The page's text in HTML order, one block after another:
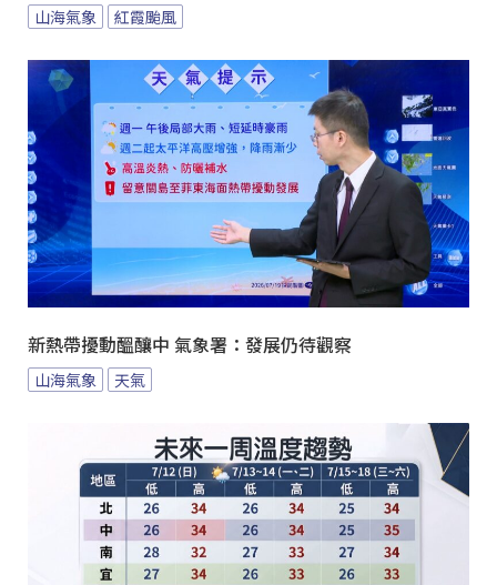
山海氣象 紅霞颱風
新熱帶擾動醞釀中 氣象署：發展仍待觀察
山海氣象 天氣